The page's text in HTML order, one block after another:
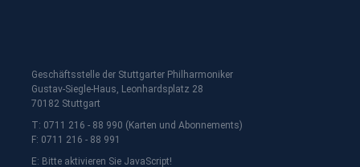
Geschäftsstelle der Stuttgarter Philharmoniker
Gustav-Siegle-Haus, Leonhardsplatz 28
70182 Stuttgart
T: 0711 216 - 88 990 (Karten und Abonnements)
F: 0711 216 - 88 991
E: Bitte aktivieren Sie JavaScript!